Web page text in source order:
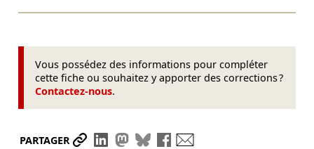
Vous possédez des informations pour compléter
cette fiche ou souhaitez y apporter des corrections ?
Contactez-nous.
PARTAGER Partager le lien
Partager sur LinkedIn
Partager sur Mastodon
Partager sur Bluesky
Partager sur Facebook